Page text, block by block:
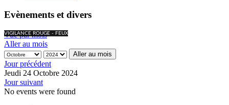
Evènements et divers
VIGILANCE ROUGE - FEUX
Vue par mois
Aller au mois
Aller au mois
Jour précédent
Jeudi 24 Octobre 2024
Jour suivant
No events were found